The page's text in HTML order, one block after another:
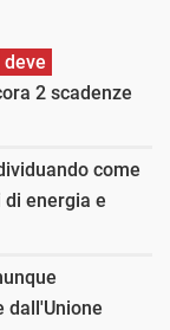
deve
2 scadenze
come
energia e
dall'Unione